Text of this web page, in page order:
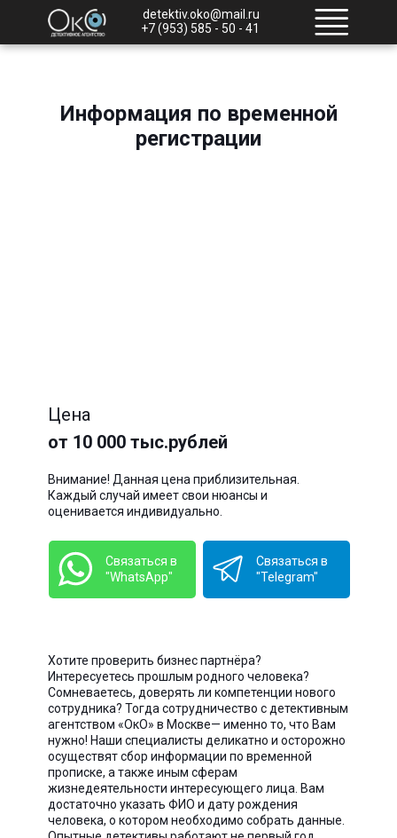
detektiv.oko@mail.ru
+7 (953) 585 - 50 - 41
Информация по временной
регистрации
Цена
от 10 000 тыс.рублей
Внимание! Данная цена приблизительная.
Каждый случай имеет свои нюансы и
оценивается индивидуально.
Связаться в
"WhatsApp"
Связаться в
"Telegram"
Хотите проверить бизнес партнёра?
Интересуетесь прошлым родного человека?
Сомневаетесь, доверять ли компетенции нового
сотрудника? Тогда сотрудничество с детективным
агентством «ОкО» в Москве— именно то, что Вам
нужно! Наши специалисты деликатно и осторожно
осуществят сбор информации по временной
прописке, а также иным сферам
жизнедеятельности интересующего лица. Вам
достаточно указать ФИО и дату рождения
человека, о котором необходимо собрать данные.